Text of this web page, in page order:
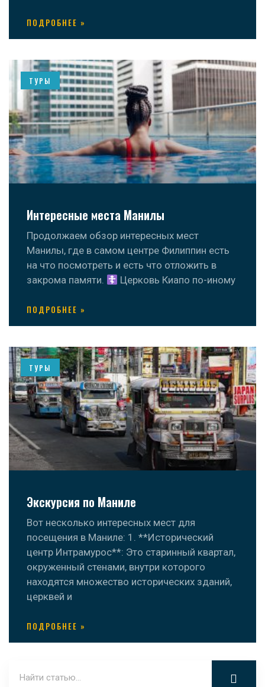
ПОДРОБНЕЕ »
ТУРЫ
Интересные места Манилы
Продолжаем обзор интересных мест
Манилы, где в самом центре Филиппин есть
на что посмотреть и есть что отложить в
закрома памяти.
Церковь Киапо по-иному
ПОДРОБНЕЕ »
ТУРЫ
Экскурсия по Маниле
Вот несколько интересных мест для
посещения в Маниле: 1. **Исторический
центр Интрамурос**: Это старинный квартал,
окруженный стенами, внутри которого
находятся множество исторических зданий,
церквей и
ПОДРОБНЕЕ »